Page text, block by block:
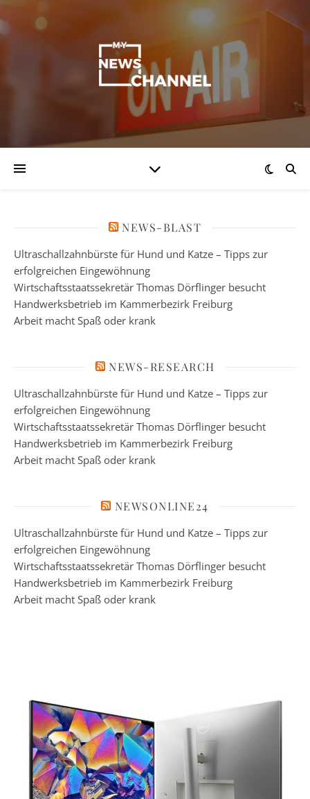
NEWS-BLAST
Ultraschallzahnbürste für Hund und Katze – Tipps zur
erfolgreichen Eingewöhnung
Wirtschaftsstaatssekretär Thomas Dörflinger besucht
Handwerksbetrieb im Kammerbezirk Freiburg
Arbeit macht Spaß oder krank
NEWS-RESEARCH
Ultraschallzahnbürste für Hund und Katze – Tipps zur
erfolgreichen Eingewöhnung
Wirtschaftsstaatssekretär Thomas Dörflinger besucht
Handwerksbetrieb im Kammerbezirk Freiburg
Arbeit macht Spaß oder krank
NEWSONLINE24
Ultraschallzahnbürste für Hund und Katze – Tipps zur
erfolgreichen Eingewöhnung
Wirtschaftsstaatssekretär Thomas Dörflinger besucht
Handwerksbetrieb im Kammerbezirk Freiburg
Arbeit macht Spaß oder krank